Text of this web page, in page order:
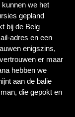
we het
gepland
bij de Belg
adres en een
enigszins,
er maar
hebben we
aan de balie
die gepokt en